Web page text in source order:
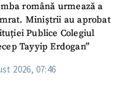
română urmează a
Miniștrii au aprobat
Publice Colegiul
Tayyip Erdogan”
2026, 07:46